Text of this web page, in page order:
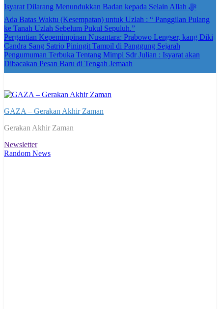
Isyarat Dilarang Menundukkan Badan kepada Selain Allah ﷻ
Ada Batas Waktu (Kesempatan) untuk Uzlah : “ Panggilan Pulang
ke Tanah Uzlah Sebelum Pukul Sepuluh.”
Pergantian Kepemimpinan Nusantara: Prabowo Lengser, kang Diki
Candra Sang Satrio Piningit Tampil di Panggung Sejarah
Pengumuman Terbuka Tentang Mimpi Sdr Julian : Isyarat akan
Dibacakan Pesan Baru di Tengah Jemaah
GAZA – Gerakan Akhir Zaman
Gerakan Akhir Zaman
Newsletter
Random News